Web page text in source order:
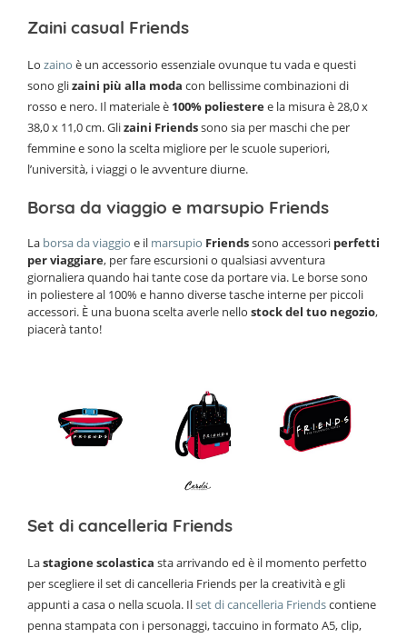
Zaini casual Friends
Lo zaino è un accessorio essenziale ovunque tu vada e questi
sono glizaini più alla moda con bellissime combinazioni di
rosso e nero. Il materiale è 100% poliesteree la misura è 28,0 x
38,0 x 11,0 cm. Glizaini Friendssono sia per maschi che per
femmine e sono la scelta migliore per le scuole superiori,
l’università, i viaggi o le avventure diurne.
Borsa da viaggio e marsupio Friends
La borsa da viaggio e il marsupio Friendssono accessori perfetti
per viaggiare, per fare escursioni o qualsiasi avventura
giornaliera quando hai tante cose da portare via. Le borse sono
in poliestere al 100% e hanno diverse tasche interne per piccoli
accessori. È una buona scelta averle nello stock del tuo negozio,
piacerà tanto!
Set di cancelleria Friends
Lastagione scolastica sta arrivando ed è il momento perfetto
per scegliere il set di cancelleria Friends per la creatività e gli
appunti a casa o nella scuola. Ilset di cancelleria Friendscontiene
penna stampata con i personaggi, taccuino in formato A5, clip,